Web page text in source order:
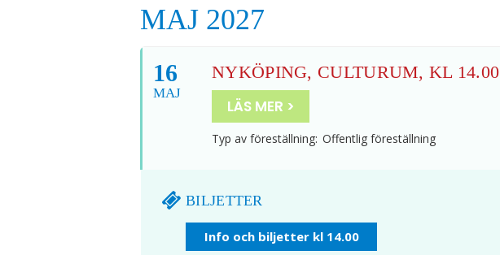
MAJ 2027
16
MAJ
NYKÖPING, CULTURUM, KL 14.00
LÄS MER >
Typ av föreställning: Offentlig föreställning
BILJETTER
Info och biljetter kl 14.00